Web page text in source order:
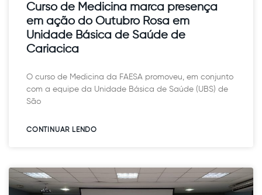
Curso de Medicina marca presença
em ação do Outubro Rosa em
Unidade Básica de Saúde de
Cariacica
O curso de Medicina da FAESA promoveu, em conjunto
com a equipe da Unidade Básica de Saúde (UBS) de
São
CONTINUAR LENDO​